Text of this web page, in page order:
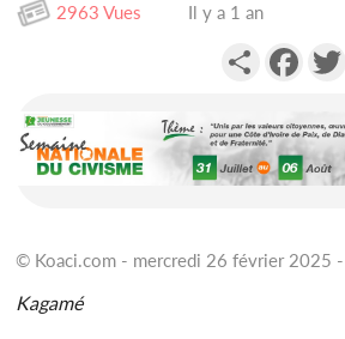
2963 Vues Il y a 1 an
Partager
© Koaci.com - mercredi 26 février 2025
Kagamé